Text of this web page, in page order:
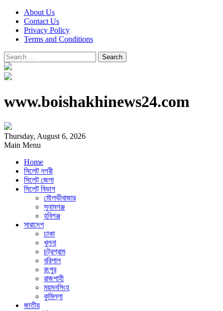
About Us
Contact Us
Privacy Policy
Terms and Conditions
Search
for:
www.boishakhinews24.com
Thursday, August 6, 2026
Main Menu
Home
সিলেট নগরী
সিলেট জেলা
সিলেট বিভাগ
মৌলভীবাজার
সুনামগঞ্জ
হবিগঞ্জ
সারাদেশ
ঢাকা
খুলনা
চট্রগ্রাম
বরিশাল
রংপুর
রাজশাহী
ময়মনসিংহ
কুমিল্লা
জাতীয়